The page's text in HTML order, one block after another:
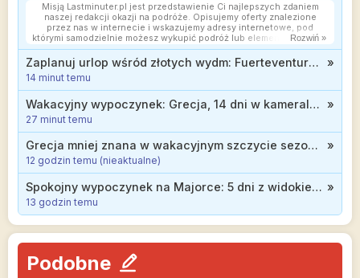
Misją Lastminuter.pl jest przedstawienie Ci najlepszych zdaniem
naszej redakcji okazji na podróże. Opisujemy oferty znalezione
przez nas w internecie i wskazujemy adresy internetowe, pod
którymi samodzielnie możesz wykupić podróż lub elementy podróży.
Ceny w artykułach są aktualne w chwili publikacji. Możemy
otrzymywać wynagrodzenie od partnerów handlowych, do których
Cię przekierowujemy. Nie ma to wpływu na cenę Twojej wycieczki.
Rozwiń »
Zaplanuj urlop wśród złotych wydm: Fuerteventura, 3* hotel z all inclusive od 1237 zł »
14 minut temu
Wakacyjny wypoczynek: Grecja, 14 dni w kameralnym hotelu niedaleko plaży od 1442 zł »
27 minut temu
Grecja mniej znana w wakacyjnym szczycie sezonu: Samos, 3* hotel z wyżywieniem za 2399 zł »
12 godzin temu (nieaktualne)
Spokojny wypoczynek na Majorce: 5 dni z widokiem na morze za 879 zł »
13 godzin temu
Podobne